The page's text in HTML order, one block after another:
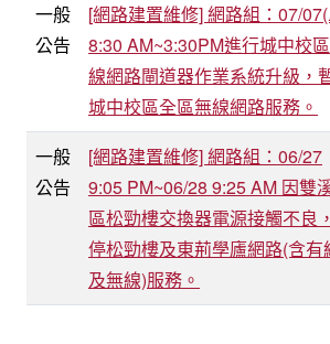
一般
公告
[網路建置維修] 網路組：07/
8:30 AM~3:30PM進行城中校
線網路閘道器作業系統升級，
城中校區全區無線網路服務。
一般
公告
[網路建置維修] 網路組：06/27
9:05 PM~06/28 9:25 AM 因雙
區松勁樓交換器電源接觸不良
停松勁樓及東荊學廬網路(含有
及無線)服務。